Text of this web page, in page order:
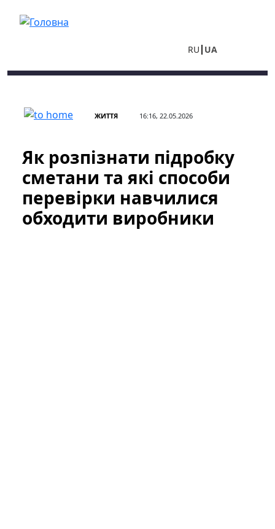
RU UA
ЖИТТЯ 16:16, 22.05.2026
Як розпізнати підробку
сметани та які способи
перевірки навчилися
обходити виробники